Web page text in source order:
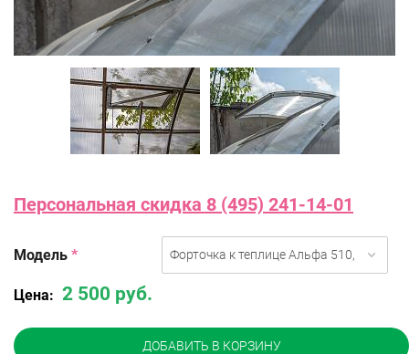
Персональная скидка 8 (495) 241-14-01
Модель * Форточка к теплице Альфа 510, 680
Цена: 2 500 руб.
ДОБАВИТЬ В КОРЗИНУ